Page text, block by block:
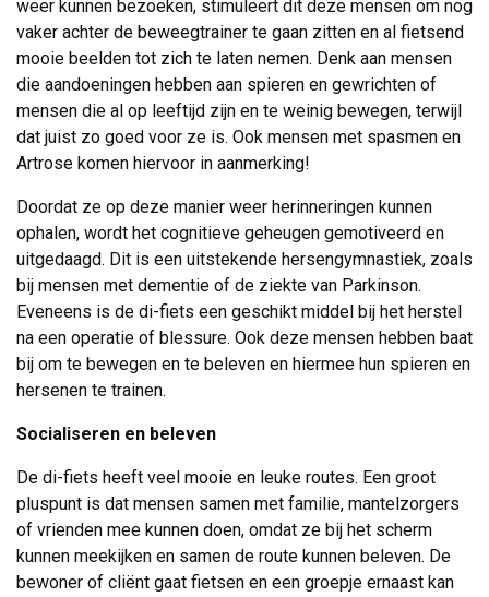
weer kunnen bezoeken, stimuleert dit deze mensen om nog
vaker achter de beweegtrainer te gaan zitten en al fietsend
mooie beelden tot zich te laten nemen. Denk aan mensen
die aandoeningen hebben aan spieren en gewrichten of
mensen die al op leeftijd zijn en te weinig bewegen, terwijl
dat juist zo goed voor ze is. Ook mensen met spasmen en
Artrose komen hiervoor in aanmerking!
Doordat ze op deze manier weer herinneringen kunnen
ophalen, wordt het cognitieve geheugen gemotiveerd en
uitgedaagd. Dit is een uitstekende hersengymnastiek, zoals
bij mensen met dementie of de ziekte van Parkinson.
Eveneens is de di-fiets een geschikt middel bij het herstel
na een operatie of blessure. Ook deze mensen hebben baat
bij om te bewegen en te beleven en hiermee hun spieren en
hersenen te trainen.
Socialiseren en beleven
De di-fiets heeft veel mooie en leuke routes. Een groot
pluspunt is dat mensen samen met familie, mantelzorgers
of vrienden mee kunnen doen, omdat ze bij het scherm
kunnen meekijken en samen de route kunnen beleven. De
bewoner of cliënt gaat fietsen en een groepje ernaast kan